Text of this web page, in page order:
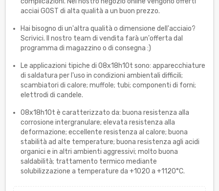
acciai GOST di alta qualità a un buon prezzo.
Hai bisogno di un'altra qualità o dimensione dell'acciaio?
Scrivici. Il nostro team di vendita farà un'offerta dal
programma di magazzino o di consegna :)
Le applicazioni tipiche di 08x18h10t sono: apparecchiature
di saldatura per l'uso in condizioni ambientali difficili;
scambiatori di calore; muffole; tubi; componenti di forni;
elettrodi di candele.
08x18h10t è caratterizzato da: buona resistenza alla
corrosione intergranulare; elevata resistenza alla
deformazione; eccellente resistenza al calore; buona
stabilità ad alte temperature; buona resistenza agli acidi
organici e in altri ambienti aggressivi; molto buona
saldabilità; trattamento termico mediante
solubilizzazione a temperature da +1020 a +1120°C.